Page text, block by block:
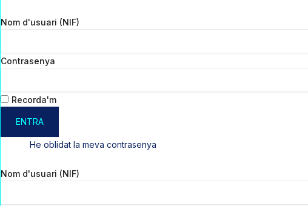
Nom d'usuari (NIF)
Contrasenya
Recorda'm
ENTRA
He oblidat la meva contrasenya
Nom d'usuari (NIF)